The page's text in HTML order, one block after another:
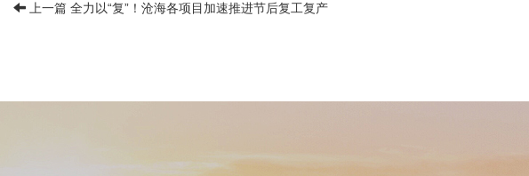
上一篇 全力以“复”！沧海各项目加速推进节后复工复产